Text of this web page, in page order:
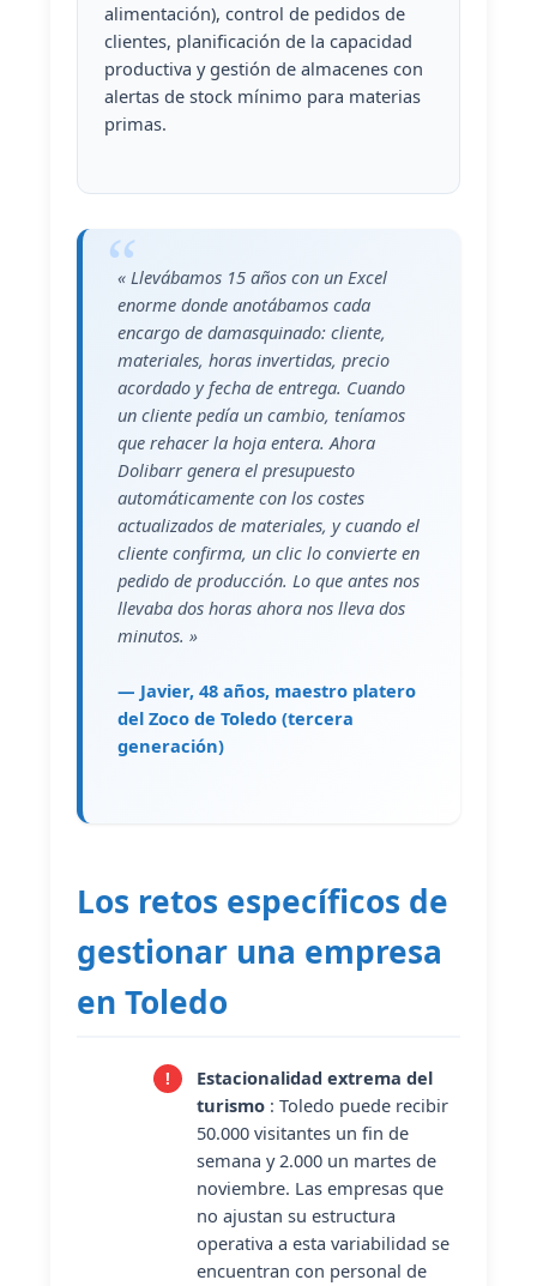
alimentación), control de pedidos de
clientes, planificación de la capacidad
productiva y gestión de almacenes con
alertas de stock mínimo para materias
primas.
« Llevábamos 15 años con un Excel
enorme donde anotábamos cada
encargo de damasquinado: cliente,
materiales, horas invertidas, precio
acordado y fecha de entrega. Cuando
un cliente pedía un cambio, teníamos
que rehacer la hoja entera. Ahora
Dolibarr genera el presupuesto
automáticamente con los costes
actualizados de materiales, y cuando el
cliente confirma, un clic lo convierte en
pedido de producción. Lo que antes nos
llevaba dos horas ahora nos lleva dos
minutos. »
— Javier, 48 años, maestro platero
del Zoco de Toledo (tercera
generación)
Los retos específicos de
gestionar una empresa
en Toledo
Estacionalidad extrema del
turismo: Toledo puede recibir
50.000 visitantes un fin de
semana y 2.000 un martes de
noviembre. Las empresas que
no ajustan su estructura
operativa a esta variabilidad se
encuentran con personal de